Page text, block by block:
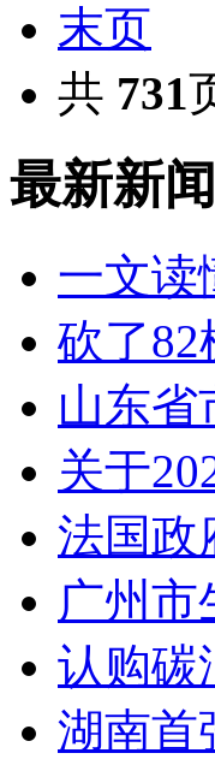
末页
共 731
最新新闻
一文读
砍了
山东省
关于
法国政
广州
认购碳
湖南首